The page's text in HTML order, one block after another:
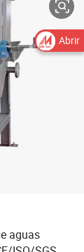
aguas
Abrir